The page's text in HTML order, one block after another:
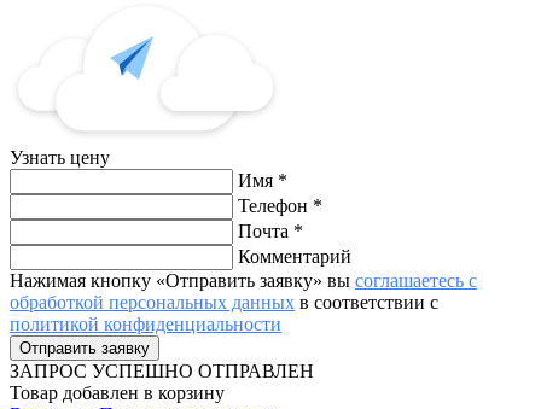
Узнать цену
Имя *
Телефон *
Почта *
Комментарий
Нажимая кнопку «Отправить заявку» вы соглашаетесь с
обработкой персональных данных в соответствии с
политикой конфиденциальности
ЗАПРОС УСПЕШНО ОТПРАВЛЕН
Товар добавлен в корзину